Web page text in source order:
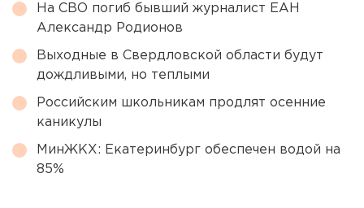
На СВО погиб бывший журналист ЕАН
Александр Родионов
Выходные в Свердловской области будут
дождливыми, но теплыми
Российским школьникам продлят осенние
каникулы
МинЖКХ: Екатеринбург обеспечен водой на
85%